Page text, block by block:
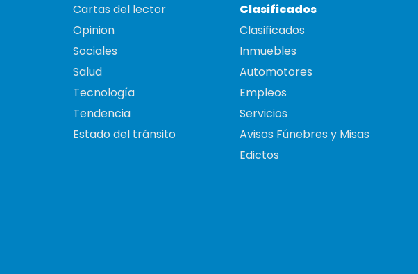
Cartas del lector
Opinion
Sociales
Salud
Tecnología
Tendencia
Estado del tránsito
Clasificados
Clasificados
Inmuebles
Automotores
Empleos
Servicios
Avisos Fúnebres y Misas
Edictos